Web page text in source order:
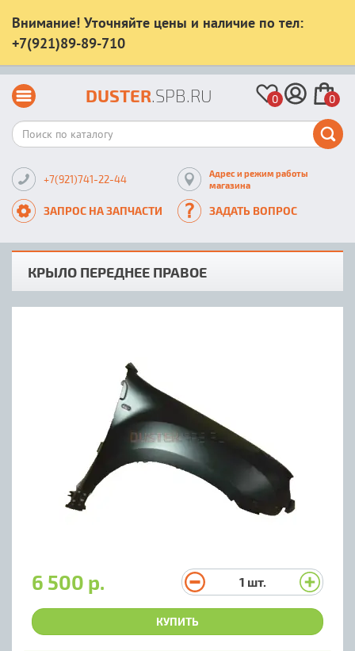
Внимание! Уточняйте цены и наличие по тел:
+7(921)89-89-710
DUSTER.SPB.RU 0 0
+7(921)741-22-44
Адрес и режим работы
магазина
ЗАПРОС НА ЗАПЧАСТИ ЗАДАТЬ ВОПРОС
КРЫЛО ПЕРЕДНЕЕ ПРАВОЕ
6 500 р. 1 шт.
КУПИТЬ